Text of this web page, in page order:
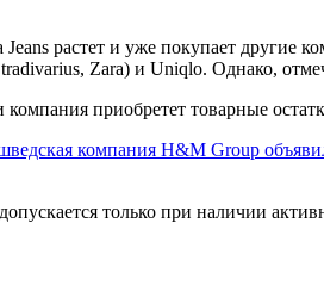
Zara) и Uniqlo. Однако,
только при наличии